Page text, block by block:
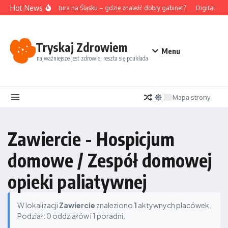
Przejdź do treści
Hot NewsAkupunktura na Śląsku – gdzie znaleźć dobry gabinet? Digital
Tryskaj Zdrowiem
najważniejsze jest zdrowie, reszta się poukłada
Menu
Mapa strony
Zawiercie - Hospicjum
domowe / Zespół domowej
opieki paliatywnej
W lokalizacji Zawiercie znaleziono 1 aktywnych placówek.
Podział: 0 oddziałów i 1 poradni.